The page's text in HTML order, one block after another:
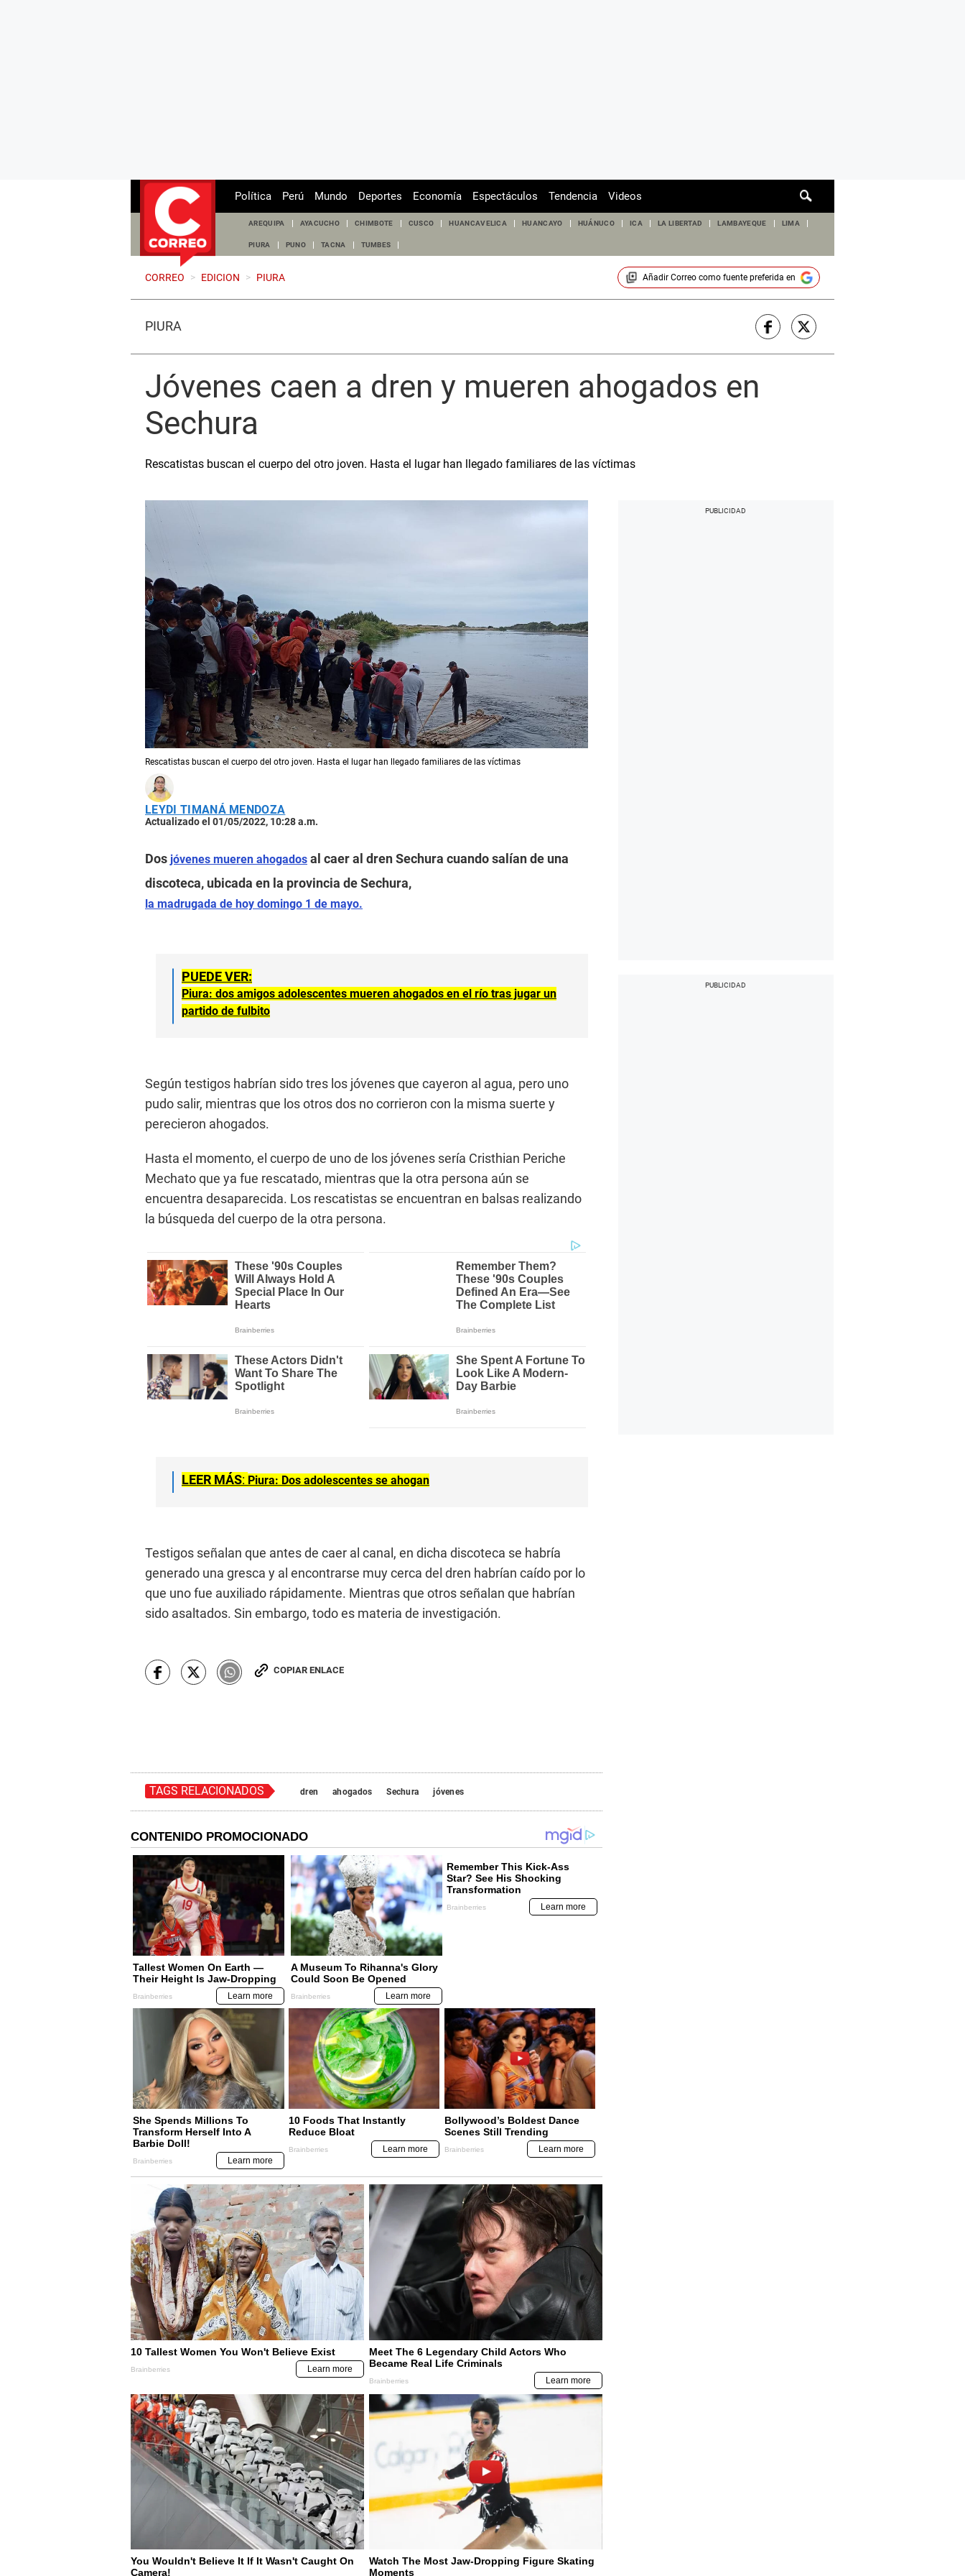
de
Política Perú Mundo Deportes Economía Espectáculos Tendencia Videos
AREQUIPA AYACUCHO CHIMBOTE CUSCO HUANCAVELICA HUANCAYO HUÁNUCO ICA LA LIBERTAD LAMBAYEQUE LIMA
PIURA PUNO TACNA TUMBES
CORREO > EDICION > PIURA Añadir Correocomo fuente preferida en
PIURA
Jóvenes caen a dren y mueren ahogados en
Sechura
Rescatistas buscan el cuerpo del otro joven. Hasta el lugar han llegado familiares de las víctimas
Rescatistas buscan el cuerpo del otro joven. Hasta el lugar han llegado familiares de las víctimas
LEYDI TIMANÁ MENDOZA
Actualizado el 01/05/2022, 10:28 a.m.
Dos jóvenes mueren ahogados al caer al dren Sechura cuando salían de una
discoteca, ubicada en la provincia de Sechura,
la madrugada de hoy domingo 1 de mayo.
PUEDE VER:
Piura: dos amigos adolescentes mueren ahogados en el río tras jugar un
partido de fulbito
Según testigos habrían sido tres los jóvenes que cayeron al agua, pero uno
pudo salir, mientras que los otros dos no corrieron con la misma suerte y
perecieron ahogados.
Hasta el momento, el cuerpo de uno de los jóvenes sería Cristhian Periche
Mechato que ya fue rescatado, mientras que la otra persona aún se
encuentra desaparecida. Los rescatistas se encuentran en balsas realizando
la búsqueda del cuerpo de la otra persona.
LEER MÁS: Piura: Dos adolescentes se ahogan
Testigos señalan que antes de caer al canal, en dicha discoteca se habría
generado una gresca y al encontrarse muy cerca del dren habrían caído por lo
que uno fue auxiliado rápidamente. Mientras que otros señalan que habrían
sido asaltados. Sin embargo, todo es materia de investigación.
COPIAR ENLACE
TAGS RELACIONADOS dren ahogados Sechura jóvenes